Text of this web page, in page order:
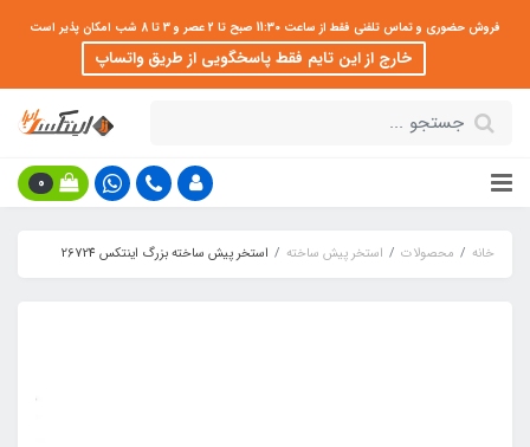
فروش حضوری و تماس تلفنی فقط از ساعت 11:30 صبح تا 2 عصر و 3 تا 8 شب امکان پذیر است
خارج از این تایم فقط پاسخگویی از طریق واتساپ
0
خانه محصولات استخر پیش ساخته استخر پیش ساخته بزرگ اینتکس 26724